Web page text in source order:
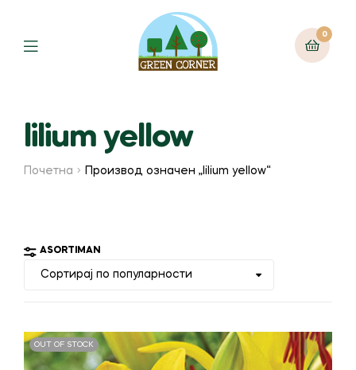
Menu
0
lilium yellow
Почетна Производ oзначен „lilium yellow“
ASORTIMAN
OUT OF STOCK